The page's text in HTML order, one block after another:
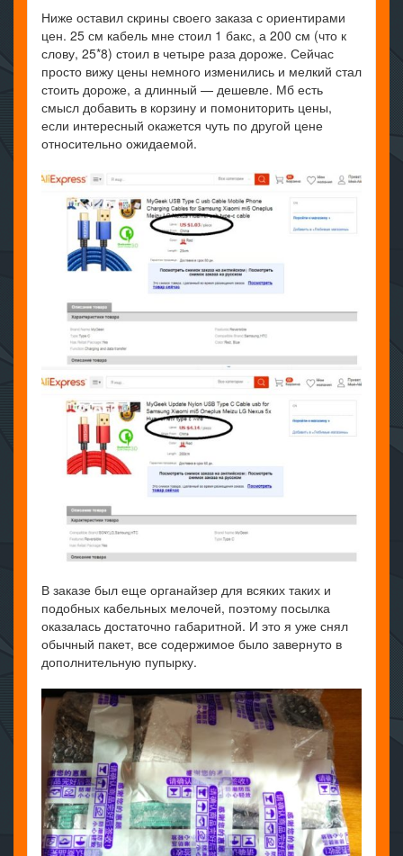
Ниже оставил скрины своего заказа с ориентирами
цен. 25 см кабель мне стоил 1 бакс, а 200 см (что к
слову, 25*8) стоил в четыре раза дороже. Сейчас
просто вижу цены немного изменились и мелкий стал
стоить дороже, а длинный — дешевле. Мб есть
смысл добавить в корзину и помониторить цены,
если интересный окажется чуть по другой цене
относительно ожидаемой.
В заказе был еще органайзер для всяких таких и
подобных кабельных мелочей, поэтому посылка
оказалась достаточно габаритной. И это я уже снял
обычный пакет, все содержимое было завернуто в
дополнительную пупырку.